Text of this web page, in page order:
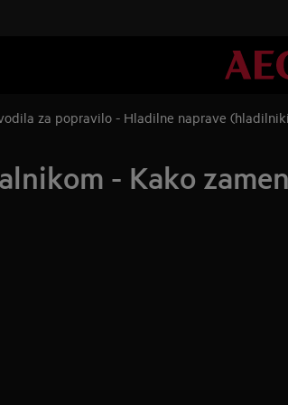
za popravilo - Hladilne naprave
- Kako